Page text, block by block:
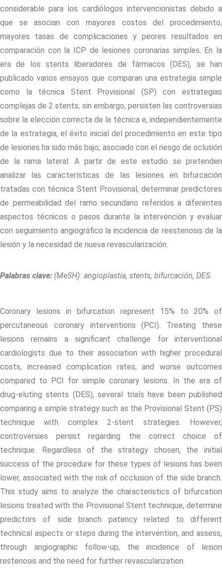
considerable para los cardiólogos intervencionistas debido a
que se asocian con mayores costos del procedimiento,
mayores tasas de complicaciones y peores resultados en
comparación con la ICP de lesiones coronarias simples. En la
era de los stents liberadores de fármacos (DES), se han
publicado varios ensayos que comparan una estrategia simple
como la técnica Stent Provisional (SP) con estrategias
complejas de 2 stents; sin embargo, persisten las controversias
sobre la elección correcta de la técnica e, independientemente
de la estrategia, el éxito inicial del procedimiento en este tipo
de lesiones ha sido más bajo, asociado con el riesgo de oclusión
de la rama lateral. A partir de este estudio se pretenden
analizar las características de las lesiones en bifurcación
tratadas con técnica Stent Provisional, determinar predictores
de permeabilidad del ramo secundario referidos a diferentes
aspectos técnicos o pasos durante la intervención y evaluar
con seguimiento angiográfico la incidencia de reestenosis de la
lesión y la necesidad de nueva revascularización.
Palabras clave: (MeSH): angioplastia, stents, bifurcación, DES.
Coronary lesions in bifurcation represent 15% to 20% of
percutaneous coronary interventions (PCI). Treating these
lesions remains a significant challenge for interventional
cardiologists due to their association with higher procedural
costs, increased complication rates, and worse outcomes
compared to PCI for simple coronary lesions. In the era of
drug-eluting stents (DES), several trials have been published
comparing a simple strategy such as the Provisional Stent (PS)
technique with complex 2-stent strategies. However,
controversies persist regarding the correct choice of
technique. Regardless of the strategy chosen, the initial
success of the procedure for these types of lesions has been
lower, associated with the risk of occlusion of the side branch.
This study aims to analyze the characteristics of bifurcation
lesions treated with the Provisional Stent technique, determine
predictors of side branch patency related to different
technical aspects or steps during the intervention, and assess,
through angiographic follow-up, the incidence of lesion
restenosis and the need for further revascularization.